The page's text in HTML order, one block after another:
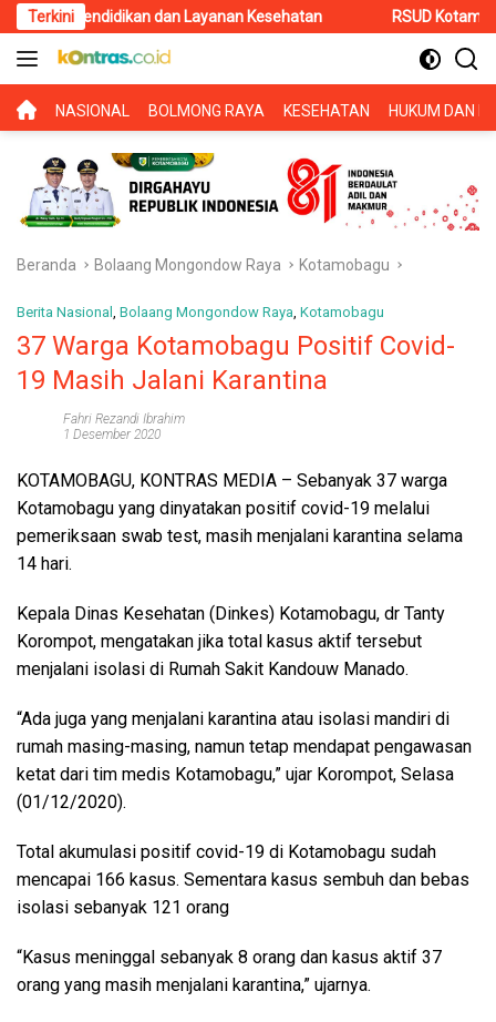
Langsung
ke
konten
Terkini dan Layanan Kesehatan RSUD Kotamobagu
BERANDA
NASIONAL BOLMONG RAYA KESEHATAN HUKUM DAN
Beranda Bolaang Mongondow Raya Kotamobagu
Berita Nasional Bolaang Mongondow Raya Kotamobagu
37 Warga Kotamobagu Positif Covid-
19 Masih Jalani Karantina
Fahri Rezandi Ibrahim
1 Desember 2020
KOTAMOBAGU, KONTRAS MEDIA – Sebanyak 37 warga
Kotamobagu yang dinyatakan positif covid-19 melalui
pemeriksaan swab test, masih menjalani karantina selama
14 hari.
Kepala Dinas Kesehatan (Dinkes) Kotamobagu, dr Tanty
Korompot, mengatakan jika total kasus aktif tersebut
menjalani isolasi di Rumah Sakit Kandouw Manado.
“Ada juga yang menjalani karantina atau isolasi mandiri di
rumah masing-masing, namun tetap mendapat pengawasan
ketat dari tim medis Kotamobagu,” ujar Korompot, Selasa
(01/12/2020).
Total akumulasi positif covid-19 di Kotamobagu sudah
mencapai 166 kasus. Sementara kasus sembuh dan bebas
isolasi sebanyak 121 orang
“Kasus meninggal sebanyak 8 orang dan kasus aktif 37
orang yang masih menjalani karantina,” ujarnya.